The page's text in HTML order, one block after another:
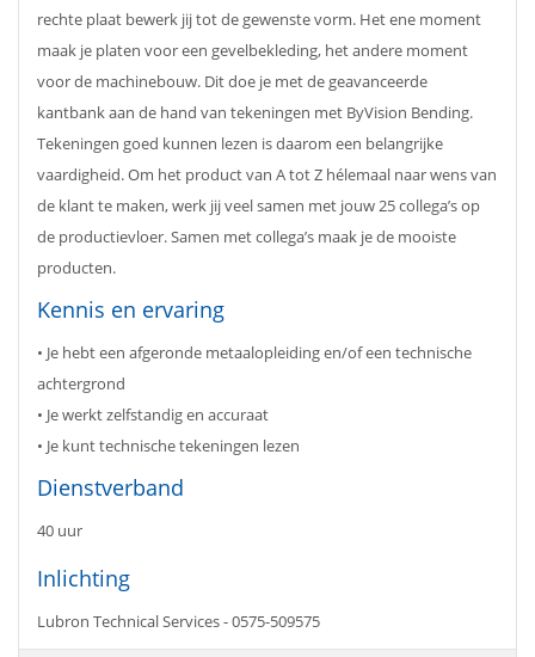
rechte plaat bewerk jij tot de gewenste vorm. Het ene moment
maak je platen voor een gevelbekleding, het andere moment
voor de machinebouw. Dit doe je met de geavanceerde
kantbank aan de hand van tekeningen met ByVision Bending.
Tekeningen goed kunnen lezen is daarom een belangrijke
vaardigheid. Om het product van A tot Z hélemaal naar wens van
de klant te maken, werk jij veel samen met jouw 25 collega’s op
de productievloer. Samen met collega’s maak je de mooiste
producten.
Kennis en ervaring
• Je hebt een afgeronde metaalopleiding en/of een technische
achtergrond
• Je werkt zelfstandig en accuraat
• Je kunt technische tekeningen lezen
Dienstverband
40 uur
Inlichting
Lubron Technical Services - 0575-509575